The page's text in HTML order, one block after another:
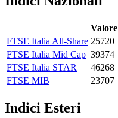
Valore
FTSE Italia All-Share 25720
FTSE Italia Mid Cap 39374
FTSE Italia STAR
46268
FTSE MIB
23707
Indici Esteri